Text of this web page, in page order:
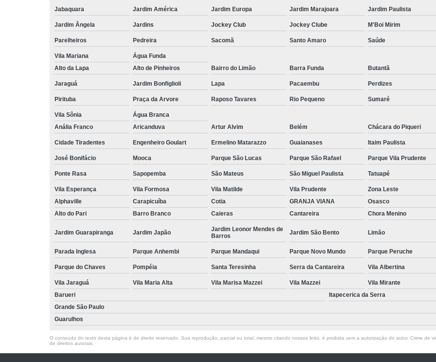
Iluminação Piscina Externa
Limpeza de Piscina Comercial
Limpeza de Piscina de
Limpeza e Tratamento de Piscinas
Limpeza de Piscina
Limpeza de
Limpeza e Manutenção de Piscina
Manutenção de Piscinas
Manutenção de Piscinas Residenciais
Manutenção para Piscina em
Limpeza de Piscina com Ozônio
Limpeza de Piscina para
Limpeza do Filtro da Piscina
Consertar Piscina
Conserto
Manutenção e Reforma de Piscinas
Manutenção Piscina
Manutenção
Manutenção Bomba Piscina
Manutenção de Filtro de Piscina
Jabaquara Jardim América Jardim Europa Jardim Marajoara Jardim Paulista
Jardim Ângela Jardins Jockey Club Jockey Clube M'Boi Mirim
Parelheiros Pedreira Sacomã Santo Amaro Saúde
Vila Mariana
Água Funda
Alto da Lapa
Alto de Pinheiros Bairro do Limão Barra Funda Butantã
Jaraguá Jardim Bonfiglioli Lapa Pacaembu Perdizes
Pirituba Praça da Arvore Raposo Tavares Rio Pequeno Sumaré
Vila Sônia
Água Branca
Anália Franco
Aricanduva Artur Alvim Belém Chácara do Piqueri
Cidade Tiradentes Engenheiro Goulart Ermelino Matarazzo Guaianases Itaim Paulista
José Bonifácio Mooca Parque São Lucas Parque São Rafael Parque Vila Prudente
Ponte Rasa Sapopemba São Mateus São Miguel Paulista Tatuapé
Vila Esperança Vila Formosa Vila Matilde Vila Prudente Zona Leste
Alphaville
Carapicuíba Cotia GRANJA VIANA Osasco
Alto do Pari
Barro Branco Caieras Cantareira Chora Menino
Jardim Guarapiranga Jardim Japão
Jardim Leonor Mendes de
Barros
Jardim São Bento Limão
Parada Inglesa Parque Anhembi Parque Mandaqui Parque Novo Mundo Parque Peruche
Parque do Chaves Pompéia Santa Teresinha Serra da Cantareira Vila Albertina
Vila Jaraguá Vila Maria Alta Vila Marisa Mazzei Vila Mazzei Vila Mirante
Barueri
Itapecerica da Serra
Grande São Paulo
Guarulhos
O conteúdo do texto desta página é de direito reservado. Sua reprodução, parcial ou total, mesmo citando nossos links, é proibida sem a autorização do autor. Crime de
de direitos autorais